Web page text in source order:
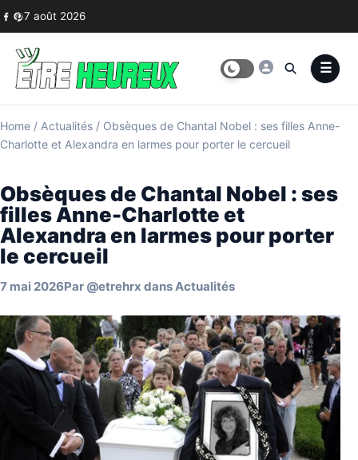
Skip to content
7 août 2026
Home / Actualités / Obsèques de Chantal Nobel : ses filles Anne-
Charlotte et Alexandra en larmes pour porter le cercueil
Obsèques de Chantal Nobel : ses
filles Anne-Charlotte et
Alexandra en larmes pour porter
le cercueil
7 mai 2026Par @etrehrx dansActualités